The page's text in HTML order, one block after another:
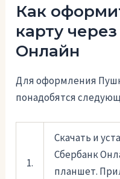
Как
карту
Онлайн
Для оформления
понадобятся
1.
Скачать и
Сбербанк
планшет.